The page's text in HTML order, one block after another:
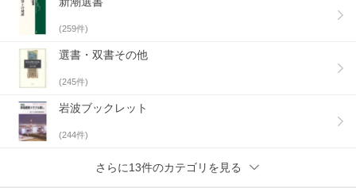
(259件)
選書・双書その他
(245件)
岩波ブックレット
(244件)
さらに13件のカテゴリを見る